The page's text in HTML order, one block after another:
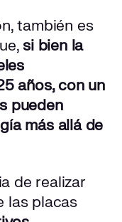
también es
si bien la
años, con un
pueden
más allá de
de realizar
las placas